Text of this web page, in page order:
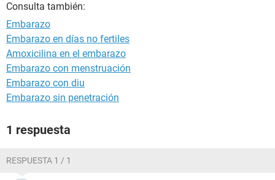
Consulta también:
Embarazo
Embarazo en días no fertiles
Amoxicilina en el embarazo
Embarazo con menstruación
Embarazo con diu
Embarazo sin penetración
1 respuesta
RESPUESTA 1 / 1